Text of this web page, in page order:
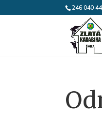
246 040